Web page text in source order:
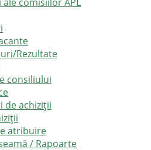
Rezultate
consiliului
de achiziții
atribuire
/ Rapoarte